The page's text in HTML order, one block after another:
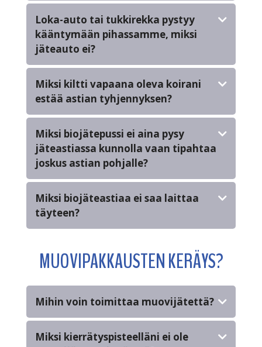
Loka-auto tai tukkirekka pystyy
kääntymään pihassamme, miksi
jäteauto ei?
Miksi kiltti vapaana oleva koirani
estää astian tyhjennyksen?
Miksi biojätepussi ei aina pysy
jäteastiassa kunnolla vaan tipahtaa
joskus astian pohjalle?
Miksi biojäteastiaa ei saa laittaa
täyteen?
MUOVIPAKKAUSTEN KERÄYS?
Mihin voin toimittaa muovijätettä?
Miksi kierrätyspisteelläni ei ole